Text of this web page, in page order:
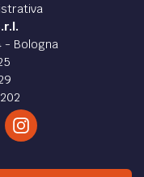
- Bologna